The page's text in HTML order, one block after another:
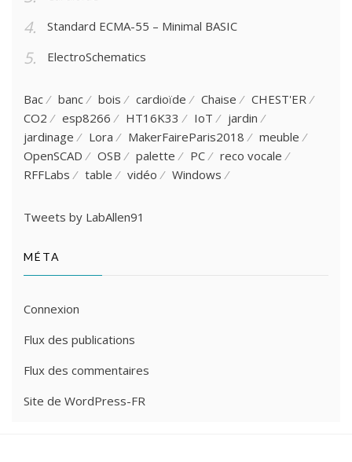
Standard ECMA-55 – Minimal BASIC
ElectroSchematics
Bac banc bois cardioïde Chaise
CHEST'ER
CO2
esp8266 HT16K33 IoT
jardin
jardinage
Lora MakerFaireParis2018
meuble
OpenSCAD
OSB palette PC
reco vocale
RFFLabs
table vidéo Windows
Tweets by LabAllen91
MÉTA
Connexion
Flux des publications
Flux des commentaires
Site de WordPress-FR